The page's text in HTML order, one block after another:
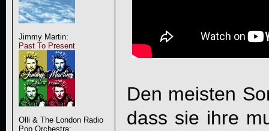
Jimmy Martin:
Past To Present
Olli & The London Radio
Pop Orchestra:
Den meisten
dass sie ihre